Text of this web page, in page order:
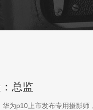
总监
为p10上市发布专用摄影